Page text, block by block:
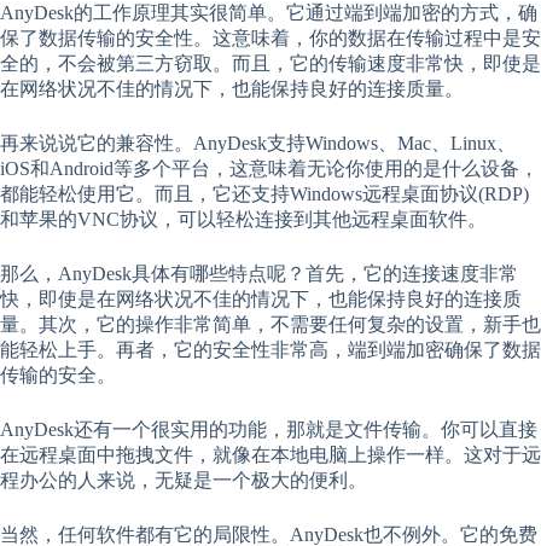
AnyDesk的工作原理其实很简单。它通过端到端加密的方式，确
保了数据传输的安全性。这意味着，你的数据在传输过程中是安
全的，不会被第三方窃取。而且，它的传输速度非常快，即使是
在网络状况不佳的情况下，也能保持良好的连接质量。
再来说说它的兼容性。AnyDesk支持Windows、Mac、Linux、
iOS和Android等多个平台，这意味着无论你使用的是什么设备，
都能轻松使用它。而且，它还支持Windows远程桌面协议(RDP)
和苹果的VNC协议，可以轻松连接到其他远程桌面软件。
那么，AnyDesk具体有哪些特点呢？首先，它的连接速度非常
快，即使是在网络状况不佳的情况下，也能保持良好的连接质
量。其次，它的操作非常简单，不需要任何复杂的设置，新手也
能轻松上手。再者，它的安全性非常高，端到端加密确保了数据
传输的安全。
AnyDesk还有一个很实用的功能，那就是文件传输。你可以直接
在远程桌面中拖拽文件，就像在本地电脑上操作一样。这对于远
程办公的人来说，无疑是一个极大的便利。
当然，任何软件都有它的局限性。AnyDesk也不例外。它的免费